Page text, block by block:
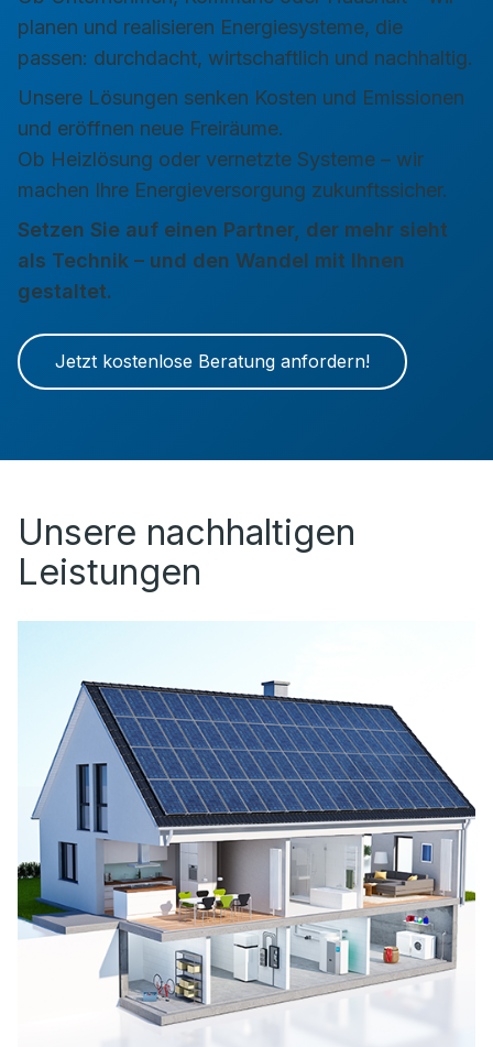
planen und realisieren Energiesysteme, die
passen: durchdacht, wirtschaftlich und nachhaltig.
Unsere Lösungen senken Kosten und Emissionen
und eröffnen neue Freiräume.
Ob Heizlösung oder vernetzte Systeme – wir
machen Ihre Energieversorgung zukunftssicher.
Setzen Sie auf einen Partner, der mehr sieht
als Technik – und den Wandel mit Ihnen
gestaltet.
Jetzt kostenlose Beratung anfordern!
Unsere nachhaltigen
Leistungen